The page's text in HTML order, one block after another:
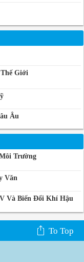
Giới
Âu
Trường
Văn
Và Biến Đổi Khí Hậu
To Top